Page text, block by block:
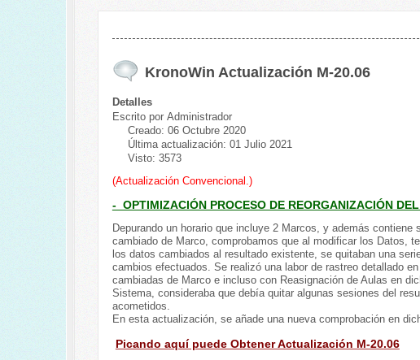
KronoWin Actualización M-20.06
Detalles
Escrito por Administrador
Creado: 06 Octubre 2020
Última actualización: 01 Julio 2021
Visto: 3573
(Actualización Convencional.)
- OPTIMIZACIÓN PROCESO DE REORGANIZACIÓN
Depurando un horario que incluye 2 Marcos, y además
cambiado de Marco, comprobamos que al modificar los Datos,
los datos cambiados al resultado existente, se quitaban una
cambios efectuados. Se realizó una labor de rastreo detallado
cambiadas de Marco e incluso con Reasignación de Aulas en
Sistema, consideraba que debía quitar algunas sesiones del
acometidos.
En esta actualización, se añade una nueva comprobación en
Picando aquí puede Obtener Actualización M-20.06